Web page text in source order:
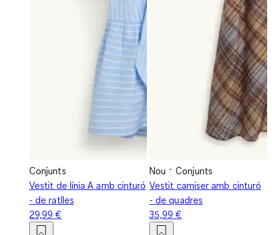
Conjunts
Vestit de línia A amb cinturó
- de ratlles
29,99 €
Nou
Conjunts
Vestit camiser amb cinturó
- de quadres
35,99 €